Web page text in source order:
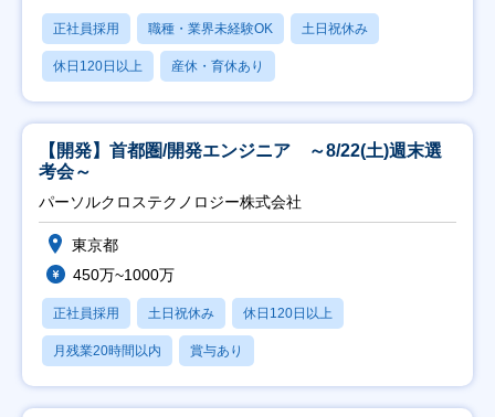
正社員採用 職種・業界未経験OK 土日祝休み
休日120日以上 産休・育休あり
【開発】首都圏/開発エンジニア ～8/22(土)週末選
考会～
パーソルクロステクノロジー株式会社
東京都
450万~1000万
正社員採用 土日祝休み 休日120日以上
月残業20時間以内 賞与あり